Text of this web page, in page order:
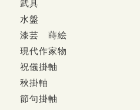
武具
水盤
漆芸 蒔絵
現代作家物
祝儀掛軸
秋掛軸
節句掛軸